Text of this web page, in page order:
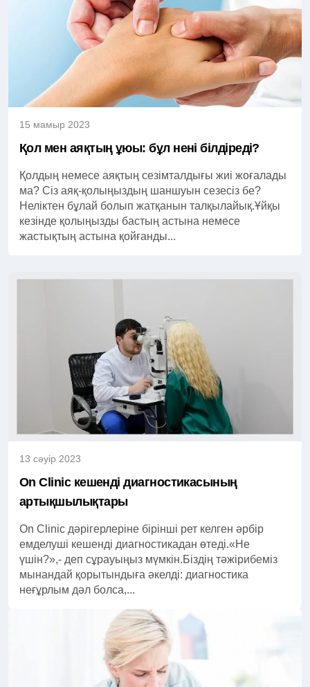
15 мамыр 2023
Қол мен аяқтың ұюы: бұл нені білдіреді?
Қолдың немесе аяқтың сезімталдығы жиі жоғалады
ма? Сіз аяқ-қолыңыздың шаншуын сезесіз бе?
Неліктен бұлай болып жатқанын талқылайық.Ұйқы
кезінде қолыңызды бастың астына немесе
жастықтың астына қойғанды...
13 сәуір 2023
On Clinic кешенді диагностикасының
артықшылықтары
On Clinic дәрігерлеріне бірінші рет келген әрбір
емделуші кешенді диагностикадан өтеді.«Не
үшін?»,- деп сұрауыңыз мүмкін.Біздің тәжірибеміз
мынандай қорытындыға әкелді: диагностика
неғұрлым дәл болса,...